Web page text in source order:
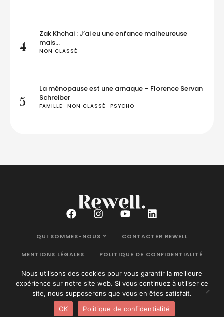
4
Zak Khchai : J’ai eu une enfance malheureuse
mais…
NON CLASSÉ
5
La ménopause est une arnaque – Florence Servan
Schreiber
FAMILLE NON CLASSÉ PSYCHO
QUI SOMMES-NOUS ? CONTACTER REWELL
MENTIONS LÉGALES POLITIQUE DE CONFIDENTIALITÉ
Rewell Magazine ©2026. Tous droits réservés.
Nous utilisons des cookies pour vous garantir la meilleure
expérience sur notre site web. Si vous continuez à utiliser ce
site, nous supposerons que vous en êtes satisfait.
OK
Politique de confidentialité